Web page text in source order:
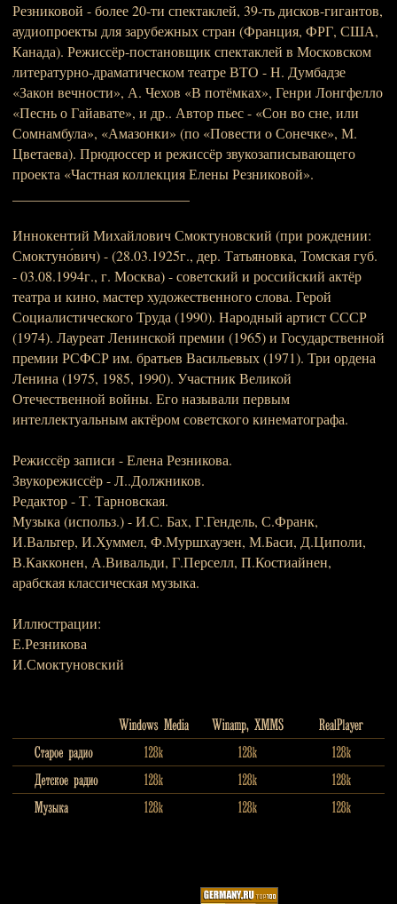
Резниковой - более 20-ти спектаклей, 39-ть дисков-гигантов,
аудиопроекты для зарубежных стран (Франция, ФРГ, США,
Канада). Режиссёр-постановщик спектаклей в Московском
литературно-драматическом театре ВТО - Н. Думбадзе
«Закон вечности», А. Чехов «В потёмках», Генри Лонгфелло
«Песнь о Гайавате», и др.. Автор пьес - «Сон во сне, или
Сомнамбула», «Амазонки» (по «Повести о Сонечке», М.
Цветаева). Прюдюссер и режиссёр звукозаписывающего
проекта «Частная коллекция Елены Резниковой».
Иннокентий Михайлович Смоктуновский (при рождении:
Смоктуно́вич) - (28.03.1925г., дер. Татьяновка, Томская губ.
- 03.08.1994г., г. Москва) - советский и российский актёр
театра и кино, мастер художественного слова. Герой
Социалистического Труда (1990). Народный артист СССР
(1974). Лауреат Ленинской премии (1965) и Государственной
премии РСФСР им. братьев Васильевых (1971). Три ордена
Ленина (1975, 1985, 1990). Участник Великой
Отечественной войны. Его называли первым
интеллектуальным актёром советского кинематографа.
Режиссёр записи - Елена Резникова.
Звукорежиссёр - Л..Должников.
Редактор - Т. Тарновская.
Музыка (использ.) - И.С. Бах, Г.Гендель, С.Франк,
И.Вальтер, И.Хуммел, Ф.Муршхаузен, М.Баси, Д.Циполи,
В.Какконен, А.Вивальди, Г.Перселл, П.Костиайнен,
арабская классическая музыка.
Иллюстрации:
Е.Резникова
И.Смоктуновский